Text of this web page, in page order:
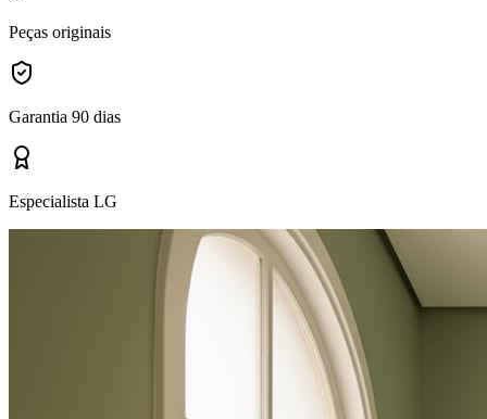
Peças originais
Garantia 90 dias
Especialista LG